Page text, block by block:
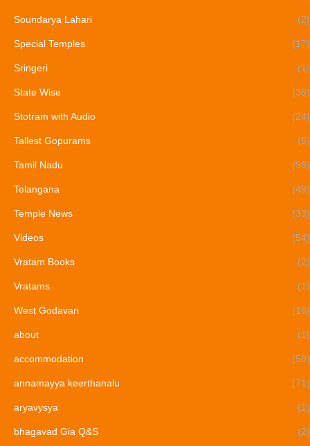
Soundarya Lahari (2)
Special Temples (17)
Sringeri (1)
State Wise (36)
Stotram with Audio (24)
Tallest Gopurams (6)
Tamil Nadu (96)
Telangana (49)
Temple News (33)
Videos (54)
Vratam Books (2)
Vratams (1)
West Godavari (18)
about (1)
accommodation (59)
annamayya keerthanalu (71)
aryavysya (1)
bhagavad Gia Q&S (2)